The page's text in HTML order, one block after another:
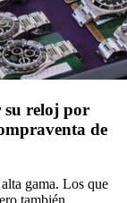
su reloj por
de
gama. Los que
también